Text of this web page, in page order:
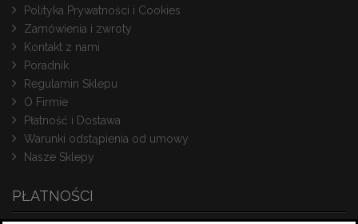
Polityka Prywatności i Cookies
Zamówienia i zwroty
Kontakt z nami
Poradnik
Regulamin Sklepu
O Firmie
Płatność i Dostawa
Warunki odstąpienia od umowy
Nasze Sklepy
PŁATNOŚCI